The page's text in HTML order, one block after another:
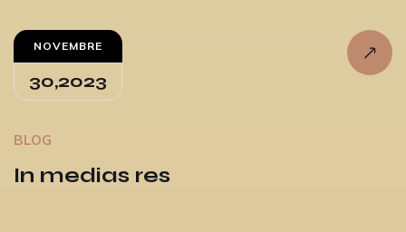
NOVEMBRE
30,2023
BLOG
In medias res